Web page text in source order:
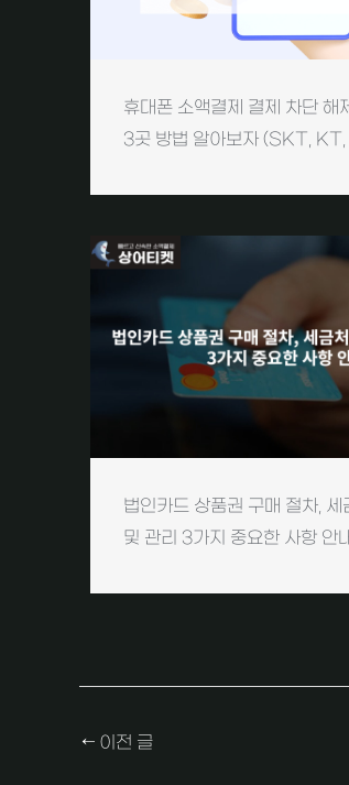
휴대폰 소액결제 결제 차단 해
3곳 방법 알아보자 (SKT,
법인카드 상품권 구매 절차, 세
및 관리 3가지 중요한 사항 안
← 이전 글